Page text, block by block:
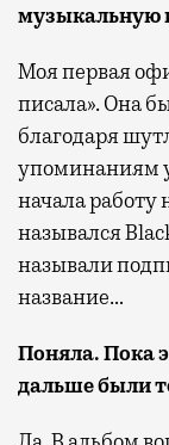
музыкальную
Моя первая
писала». Она
благодаря
упоминаниям у
начала
назывался
называли
название…
Поняла. Пока
дальше были